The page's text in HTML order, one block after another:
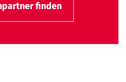
finden